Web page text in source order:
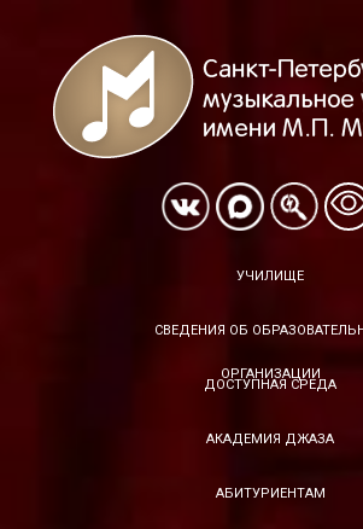
УЧИЛИЩЕ
СВЕДЕНИЯ ОБ
ОРГАНИЗАЦИИ
ДОСТУПНАЯ СРЕДА
АКАДЕМИЯ ДЖАЗА
АБИТУРИЕНТАМ